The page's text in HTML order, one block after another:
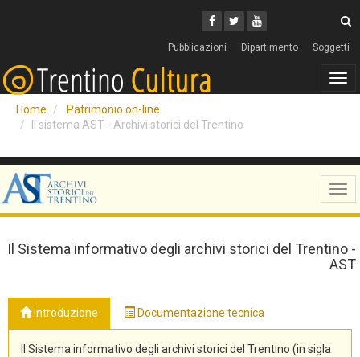
Facebook
Twitter
Youtube
Pubblicazioni Dipartimento Soggetti
Home
Patrimonio on-line
Il sistema AST - Archivi storici del Trentino
Il Sistema informativo degli archivi storici del Trentino -
AST
Introduzione Documentazione tecnica
Il Sistema informativo degli archivi storici del Trentino (in sigla